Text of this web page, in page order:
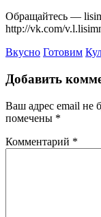
Обращайтесь —
http://vk.com/
Вкусно Готовим
Добавить
Ваш адрес email не
помечены *
Комментарий *